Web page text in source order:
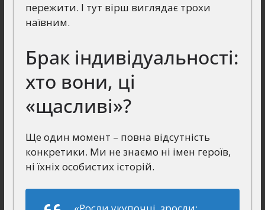
пережити. І тут вірш виглядає трохи
наївним.
Брак індивідуальності:
хто вони, ці
«щасливі»?
Ще один момент – повна відсутність
конкретики. Ми не знаємо ні імен героїв,
ні їхніх особистих історій.